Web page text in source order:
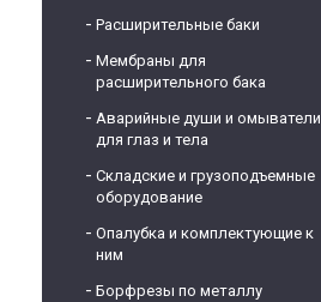
Расширительные баки
Мембраны для
расширительного бака
Аварийные души и омыватели
для глаз и тела
Складские и грузоподъемные
оборудование
Опалубка и комплектующие к
ним
Борфрезы по металлу